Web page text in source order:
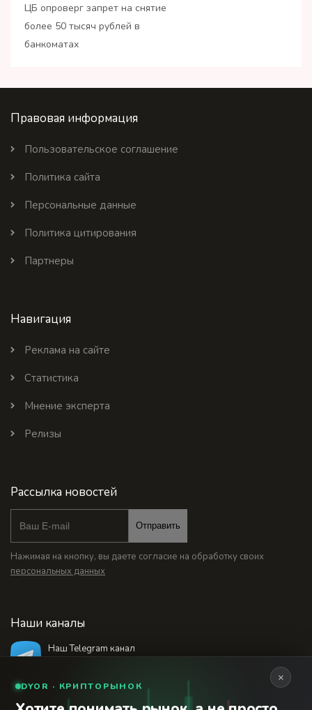
ЦБ опроверг запрет на снятие
более 50 тысяч рублей в
банкоматах
Правовая информация
Пользовательское соглашение
Политика сайта
Персональные данные
Политика цитирования
Партнеры
Навигация
Реклама на сайте
Статистика
Мнение эксперта
Релизы
Рассылка новостей
Отправить
Нажимая на кнопку, вы даете согласие на обработку своих
персональных данных
Наши каналы
Наш Telegram канал
© 2026 Финансовый интернет-портал «Банки
×
DYOR · КРИПТОРЫНОК